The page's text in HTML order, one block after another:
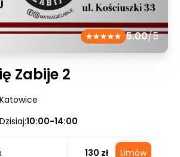
5.00/5
Zabije 2
Dzisiaj:10:00-14:00
130 zł Umów